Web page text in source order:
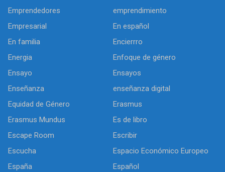
Emprendedores
emprendimiento
Empresarial
En español
En familia
Encierrro
Energia
Enfoque de género
Ensayo
Ensayos
Enseñanza
enseñanza digital
Equidad de Género
Erasmus
Erasmus Mundus
Es de libro
Escape Room
Escribir
Escucha
Espacio Económico Europeo
España
Español